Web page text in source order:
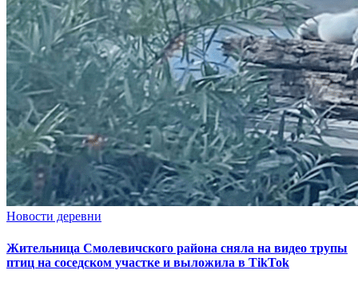
Новости деревни
Жительница Смолевичского района сняла на видео трупы
птиц на соседском участке и выложила в TikTok